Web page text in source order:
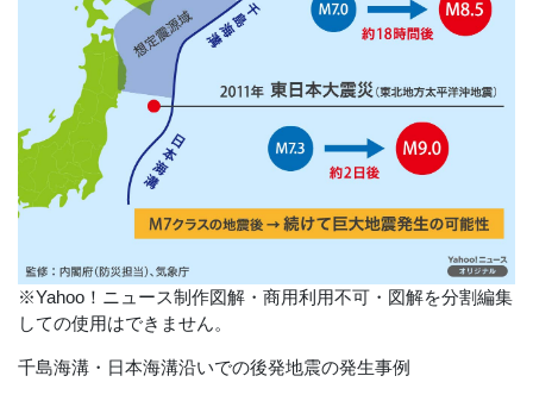
※Yahoo！ニュース制作図解・商用利用不可・図解を分割編集
しての使用はできません。
千島海溝・日本海溝沿いでの後発地震の発生事例